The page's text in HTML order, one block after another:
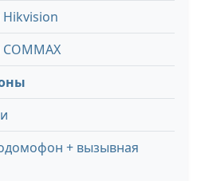
+ вызывная